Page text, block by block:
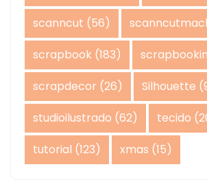
scanncut (56)
scrapbook (183)
scrapdecor (26) Silhouette
studioilustrado (62) tecido
tutorial (123) xmas (15)